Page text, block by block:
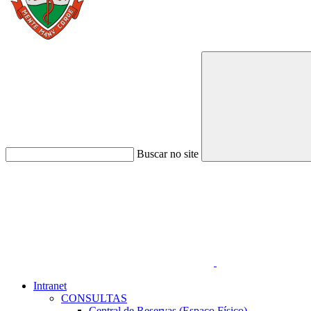
Buscar no site
Intranet
CONSULTAS